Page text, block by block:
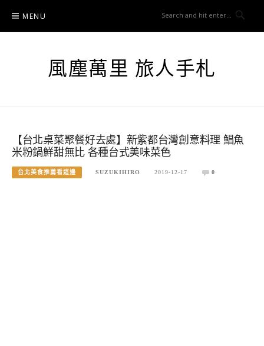
content
MENU
風塵萬里 旅人手札
【台北桌菜聚餐好去處】新紫都台灣創意料理 鯧魚
米粉鍋鮮甜無比 各種台式美味菜色
台北美食推薦看這邊 SUZUKIHIRO 2019-12-17 0